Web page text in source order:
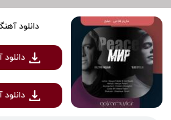
دانلود
دانلود
دانلود